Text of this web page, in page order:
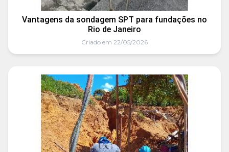
Vantagens da sondagem SPT para fundações no
Rio de Janeiro
Criado em 22/05/2026